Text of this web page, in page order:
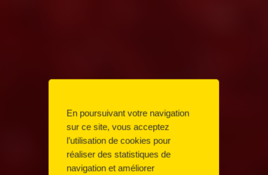
En poursuivant votre navigation
sur ce site, vous acceptez
l’utilisation de cookies pour
réaliser des statistiques de
navigation et améliorer